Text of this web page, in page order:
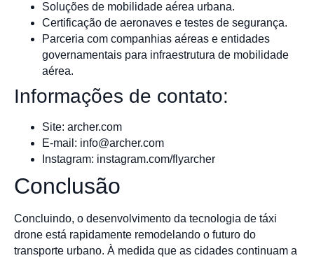
Soluções de mobilidade aérea urbana.
Certificação de aeronaves e testes de segurança.
Parceria com companhias aéreas e entidades
governamentais para infraestrutura de mobilidade
aérea.
Informações de contato:
Site: archer.com
E-mail: info@archer.com
Instagram: instagram.com/flyarcher
Conclusão
Concluindo, o desenvolvimento da tecnologia de táxi
drone está rapidamente remodelando o futuro do
transporte urbano. À medida que as cidades continuam a